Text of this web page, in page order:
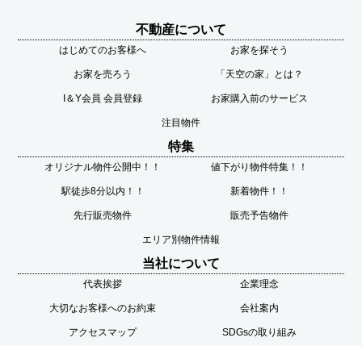
不動産について
はじめてのお客様へ お家を探そう
お家を売ろう 「天空の家」とは？
I＆Y会員 会員登録 お家購入前のサービス
注目物件
特集
オリジナル物件公開中！！ 値下がり物件特集！！
駅徒歩8分以内！！ 新着物件！！
先行販売物件 販売予告物件
エリア別物件情報
当社について
代表挨拶 企業理念
大切なお客様へのお約束 会社案内
アクセスマップ SDGsの取り組み